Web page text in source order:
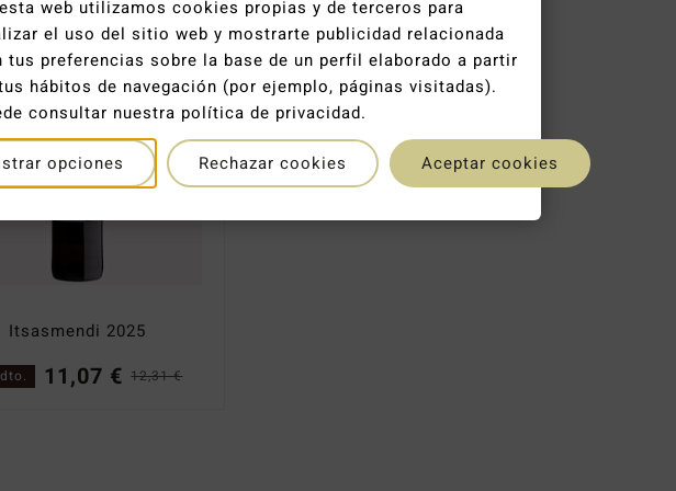
Itsasmendi 2025
12,31€
11,07 €
web utilizamos cookies propias y de terceros para
el uso del sitio web y mostrarte publicidad relacionada
tus preferencias sobre la base de un perfil elaborado a partir
hábitos de navegación (por ejemplo, páginas visitadas).
consultar nuestra política de privacidad.
opciones Rechazar cookies Aceptar cookies